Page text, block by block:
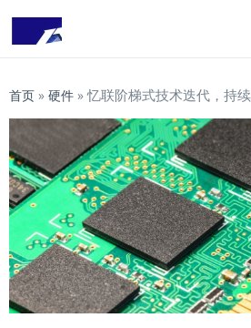
首页 » 硬件 »忆联阶梯式技术迭代，持